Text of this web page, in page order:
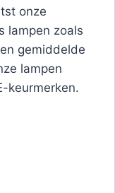
onze
lampen zoals
gemiddelde
lampen
keurmerken.